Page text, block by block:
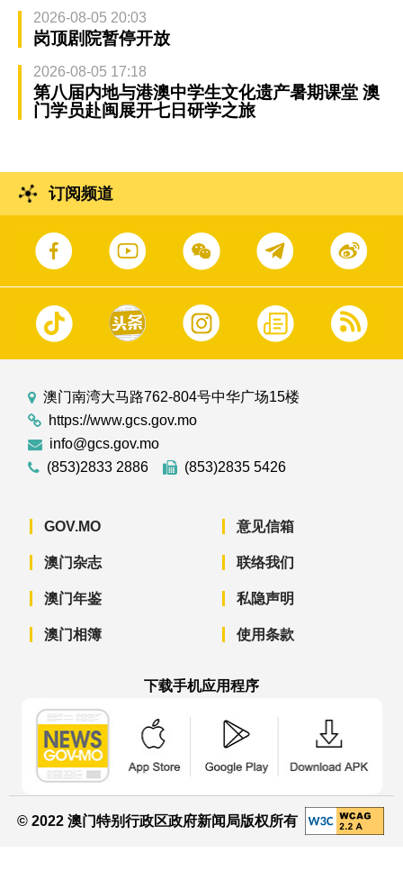
2026-08-05 20:03
岗顶剧院暂停开放
2026-08-05 17:18
第八届内地与港澳中学生文化遗产暑期课堂 澳
门学员赴闽展开七日研学之旅
订阅频道
澳门南湾大马路762-804号中华广场15楼
https://www.gcs.gov.mo
info@gcs.gov.mo
(853)2833 2886
(853)2835 5426
GOV.MO
澳门杂志
澳门年鉴
澳门相簿
意见信箱
联络我们
私隐声明
使用条款
下载手机应用程序
© 2022 澳门特别行政区政府新闻局版权所有